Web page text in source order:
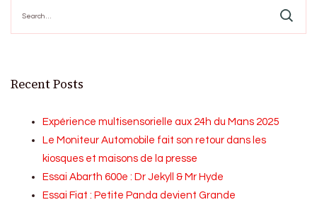
for:
Recent Posts
Expérience multisensorielle aux 24h du Mans 2025
Le Moniteur Automobile fait son retour dans les
kiosques et maisons de la presse
Essai Abarth 600e : Dr Jekyll & Mr Hyde
Essai Fiat : Petite Panda devient Grande